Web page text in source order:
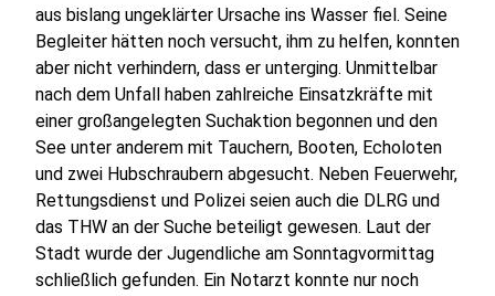
aus bislang ungeklärter Ursache ins Wasser fiel. Seine
Begleiter hätten noch versucht, ihm zu helfen, konnten
aber nicht verhindern, dass er unterging. Unmittelbar
nach dem Unfall haben zahlreiche Einsatzkräfte mit
einer großangelegten Suchaktion begonnen und den
See unter anderem mit Tauchern, Booten, Echoloten
und zwei Hubschraubern abgesucht. Neben Feuerwehr,
Rettungsdienst und Polizei seien auch die DLRG und
das THW an der Suche beteiligt gewesen. Laut der
Stadt wurde der Jugendliche am Sonntagvormittag
schließlich gefunden. Ein Notarzt konnte nur noch